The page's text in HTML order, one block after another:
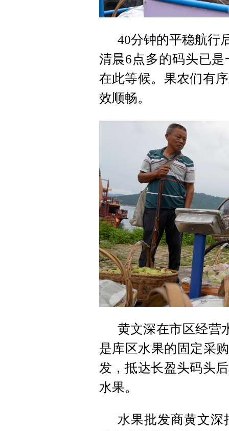
40分钟的平稳航行
清晨6点多的码头已
在此等候。果农们有
效顺畅。
黄文深在市区经营
是库区水果的固定采
发，抵达长盈头码头
水果。
水果批发商黄文深